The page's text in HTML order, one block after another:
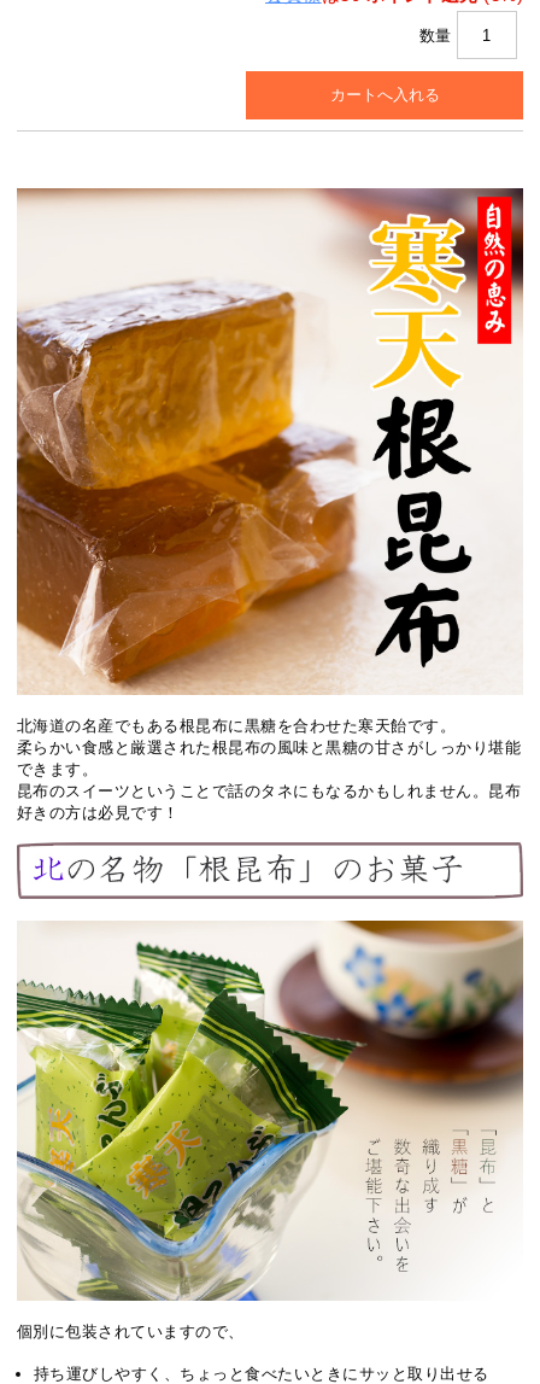
数量
北海道の名産でもある根昆布に黒糖を合わせた寒天飴です。
柔らかい食感と厳選された根昆布の風味と黒糖の甘さがしっかり堪能
できます。
昆布のスイーツということで話のタネにもなるかもしれません。昆布
好きの方は必見です！
個別に包装されていますので、
持ち運びしやすく、ちょっと食べたいときにサッと取り出せる